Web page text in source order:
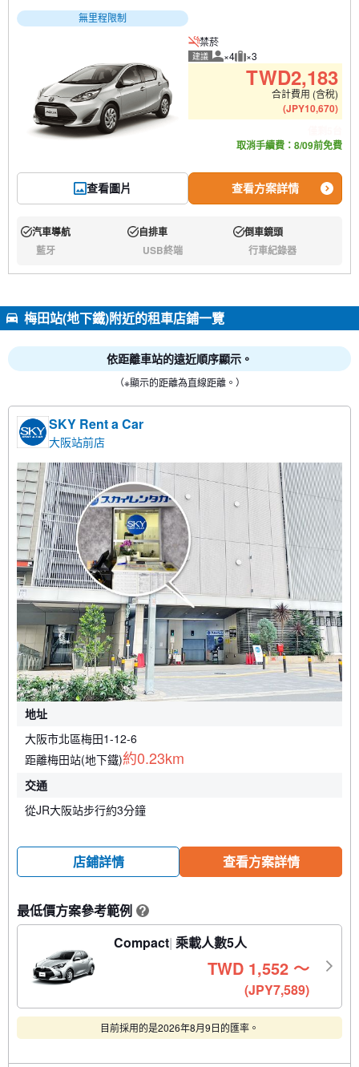
無里程限制
查看圖片
禁菸
建議 建議人數
×4 建議行李數量
×3
TWD2,183
合計費用 (含稅)
(JPY10,670)
取消手續費：8/09前免費
查看方案詳情
有:汽車導航 有:自排車 有:倒車鏡頭
藍牙 USB終端 行車紀錄器
梅田站(地下鐵)附近的租車店鋪一覽
依距離車站的遠近順序顯示。
（※顯示的距離為直線距離。）
SKY Rent a Car
大阪站前店
地址
大阪市北區梅田1-12-6
距離梅田站(地下鐵)約0.23km
交通
從JR大阪站步行約3分鐘
店鋪詳情 查看方案詳情
最低價方案參考範例 ?
Compact 乘載人數5人
TWD 1,552 〜
(JPY7,589)
目前採用的是2026年8月9日的匯率。